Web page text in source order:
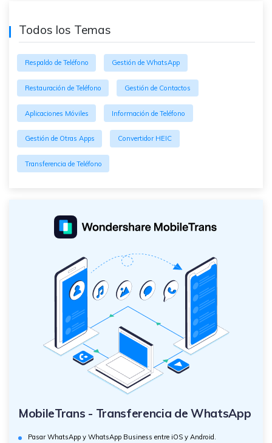
Todos los Temas
Respaldo de Teléfono Gestión de WhatsApp
Restauración de Teléfono Gestión de Contactos
Aplicaciones Móviles Información de Teléfono
Gestión de Otras Apps Convertidor HEIC
Transferencia de Teléfono
MobileTrans - Transferencia de WhatsApp
Pasar WhatsApp y WhatsApp Business entre iOS y Android.